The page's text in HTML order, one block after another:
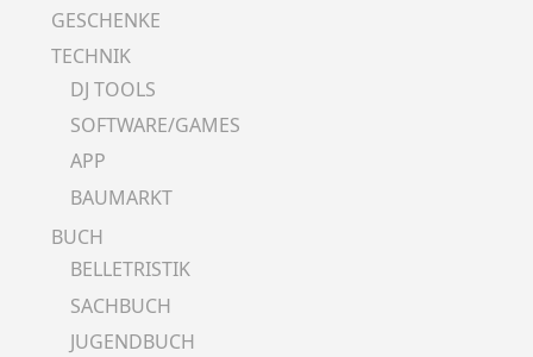
GESCHENKE
TECHNIK
DJ TOOLS
SOFTWARE/GAMES
APP
BAUMARKT
BUCH
BELLETRISTIK
SACHBUCH
JUGENDBUCH